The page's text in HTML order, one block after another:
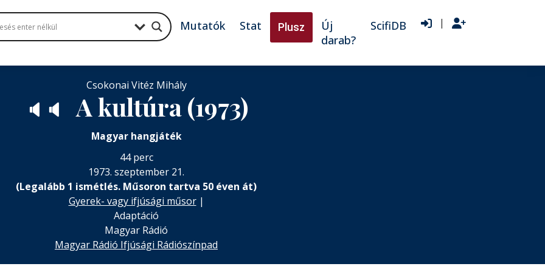
Mutatók Stat Plusz
Új
darab?
ScifiDB |
Csokonai Vitéz Mihály
🔈 🔈 A kultúra (1973)
Magyar hangjáték
44 perc
1973. szeptember 21.
(Legalább 1 ismétlés. Műsoron tartva 50 éven át)
Gyerek- vagy ifjúsági műsor|
Adaptáció
Magyar Rádió
Magyar Rádió Ifjúsági Rádiószínpad